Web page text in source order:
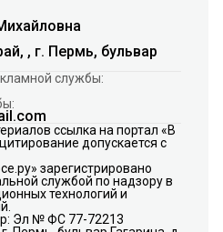
, г. Пермь, бульвар
службы:
ссылка на портал «В
допускается с
зарегистрировано
службой по надзору в
технологий и
Эл № ФС 77-72213